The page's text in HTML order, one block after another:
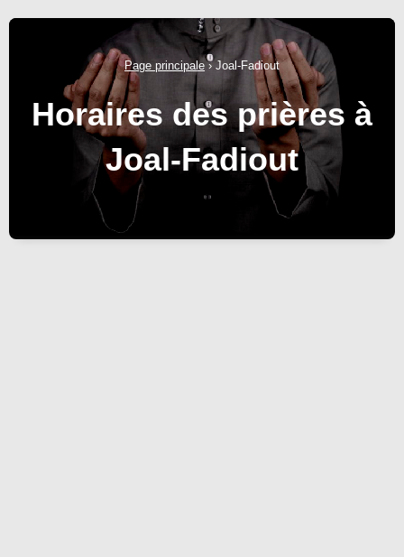
Page principale›Joal-Fadiout
Horaires des prières à
Joal-Fadiout